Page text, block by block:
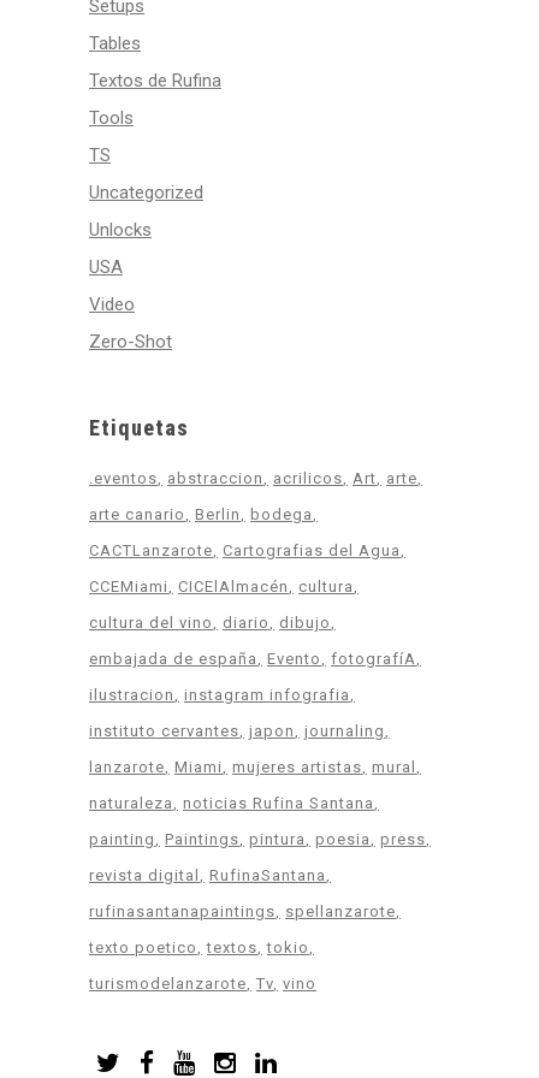
Setups
Tables
Textos de Rufina
Tools
TS
Uncategorized
Unlocks
USA
Video
Zero-Shot
Etiquetas
.eventos abstraccion acrilicos Art
arte
arte canario
Berlin
bodega
CACTLanzarote
Cartografias del Agua
CCEMiami
CICElAlmacén
cultura
cultura del vino
diario
dibujo
embajada de españa
Evento
fotografíA
ilustracion
instagram infografia
instituto cervantes japon
journaling
lanzarote Miami mujeres artistas mural
naturaleza
noticias Rufina Santana
painting
Paintings pintura poesia
press
revista digital
RufinaSantana
rufinasantanapaintings
spellanzarote
texto poetico
textos tokio
turismodelanzarote Tv vino